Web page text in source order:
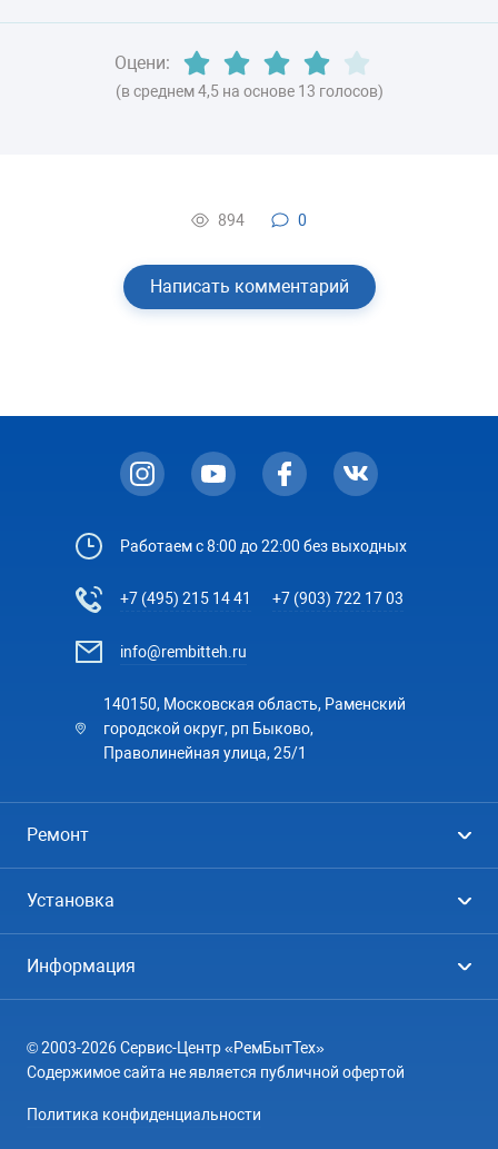
Оцени:
(в среднем 4,5 на основе 13 голосов)
894 0
Написать комментарий
Работаем с 8:00 до 22:00 без выходных
+7 (495) 215 14 41 +7 (903) 722 17 03
info@rembitteh.ru
140150, Московская область, Раменский
городской округ, рп Быково,
Праволинейная улица, 25/1
Ремонт
Посудомоечные машины
Кондиционеры
Варочные панели
Установка
Кондиционеры
Информация
География
© 2003-2026 Сервис-Центр «РемБытТех»
Содержимое сайта не является публичной офертой
Политика конфиденциальности